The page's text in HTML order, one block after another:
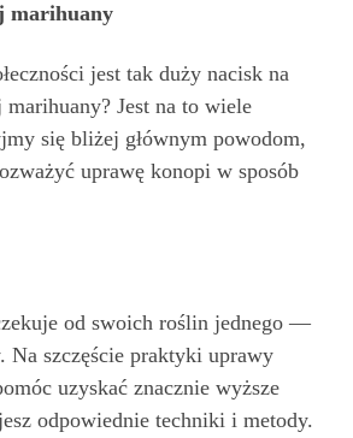
marihuany
jest tak duży nacisk na
Jest na to wiele
się bliżej głównym powodom,
uprawę konopi w sposób
od swoich roślin jednego —
Na szczęście praktyki uprawy
uzyskać znacznie wyższe
odpowiednie techniki i metody.